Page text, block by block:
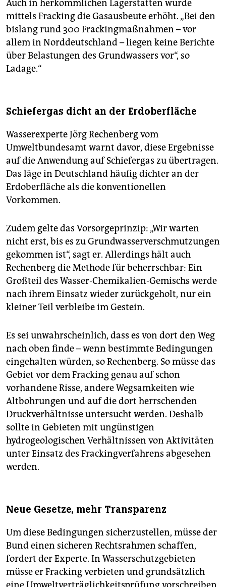
Auch in herkömmlichen Lagerstätten würde
mittels Fracking die Gasausbeute erhöht. „Bei den
bislang rund 300 Frackingmaßnahmen – vor
allem in Norddeutschland – liegen keine Berichte
über Belastungen des Grundwassers vor“, so
Ladage.“
Schiefergas dicht an der Erdoberfläche
Wasserexperte Jörg Rechenberg vom
Umweltbundesamt warnt davor, diese Ergebnisse
auf die Anwendung auf Schiefergas zu übertragen.
Das läge in Deutschland häufig dichter an der
Erdoberfläche als die konventionellen
Vorkommen.
Zudem gelte das Vorsorgeprinzip: „Wir warten
nicht erst, bis es zu Grundwasserverschmutzungen
gekommen ist“, sagt er. Allerdings hält auch
Rechenberg die Methode für beherrschbar: Ein
Großteil des Wasser-Chemikalien-Gemischs werde
nach ihrem Einsatz wieder zurückgeholt, nur ein
kleiner Teil verbleibe im Gestein.
Es sei unwahrscheinlich, dass es von dort den Weg
nach oben finde – wenn bestimmte Bedingungen
eingehalten würden, so Rechenberg. So müsse das
Gebiet vor dem Fracking genau auf schon
vorhandene Risse, andere Wegsamkeiten wie
Altbohrungen und auf die dort herrschenden
Druckverhältnisse untersucht werden. Deshalb
sollte in Gebieten mit ungünstigen
hydrogeologischen Verhältnissen von Aktivitäten
unter Einsatz des Frackingverfahrens abgesehen
werden.
Neue Gesetze, mehr Transparenz
Um diese Bedingungen sicherzustellen, müsse der
Bund einen sicheren Rechtsrahmen schaffen,
fordert der Experte. In Wasserschutzgebieten
müsse er Fracking verbieten und grundsätzlich